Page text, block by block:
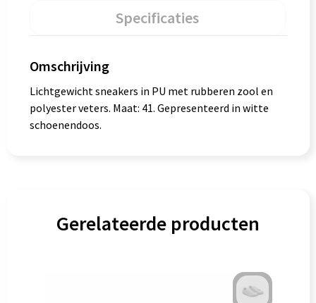
Specificaties
Omschrijving
Lichtgewicht sneakers in PU met rubberen zool en
polyester veters. Maat: 41. Gepresenteerd in witte
schoenendoos.
Gerelateerde producten